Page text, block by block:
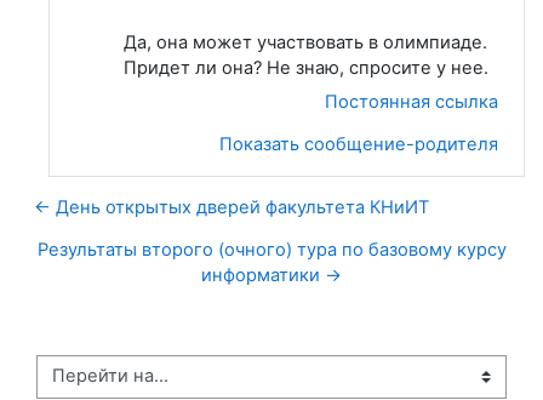
Да, она может участвовать в олимпиаде.
Придет ли она? Не знаю, спросите у нее.
Постоянная ссылка
Показать сообщение-родителя
← День открытых дверей факультета КНиИТ
Результаты второго (очного) тура по базовому курсу
информатики →
Перейти на...